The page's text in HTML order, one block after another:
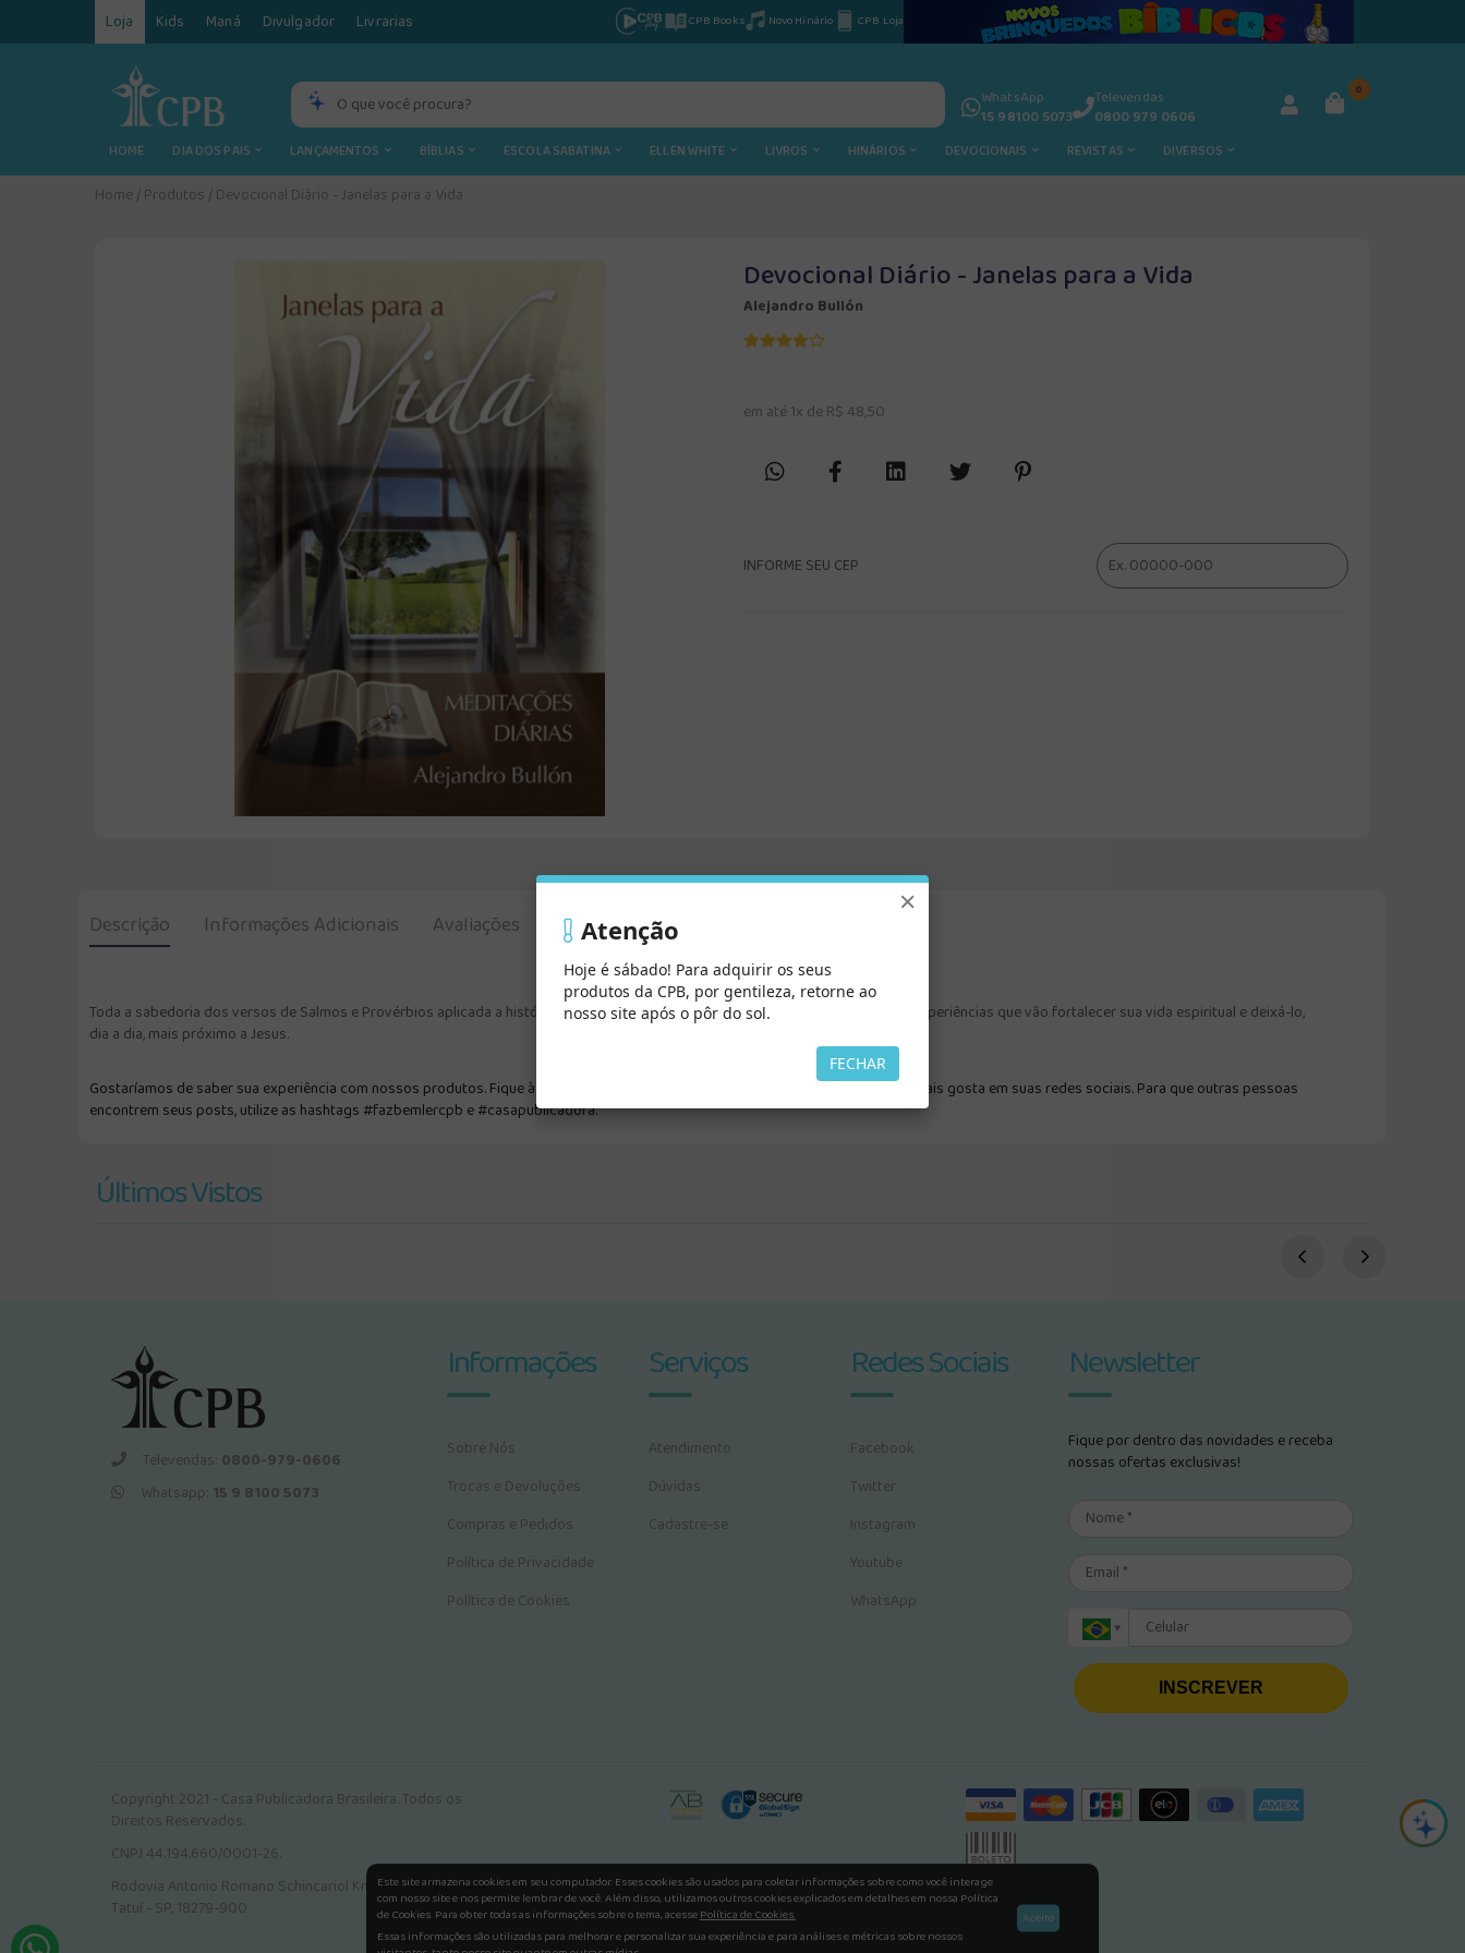
Loja Kids Maná Divulgador Livrarias CPB Books Novo Hinário CPB Loja
WhatsApp
15 98100 5073
Televendas
0800 979 0606
0
HOME DIA DOS PAIS LANÇAMENTOS BÍBLIAS ESCOLA SABATINA ELLEN WHITE LIVROS HINÁRIOS DEVOCIONAIS REVISTAS DIVERSOS
Home /Produtos /Devocional Diário - Janelas para a Vida
Devocional Diário - Janelas para a Vida
Alejandro Bullón
em até 1x de R$ 48,50
INFORME SEU CEP
Descrição Informações Adicionais Avaliações Vídeo
Toda a sabedoria dos versos de Salmos e Provérbios aplicada a histórias emocionantes contadas pelo Pastor Alejandro Bullón. Experiências que vão fortalecer sua vida espiritual e deixá-lo,
dia a dia, mais próximo a Jesus.
Gostaríamos de saber sua experiência com nossos produtos. Fique à vontade para postar fotos, vídeos e as citações que você mais gosta em suas redes sociais. Para que outras pessoas
encontrem seus posts, utilize as hashtags #fazbemlercpb e #casapublicadora.
Últimos Vistos
Televendas: 0800-979-0606
Whatsapp: 15 9 8100 5073
Informações
Sobre Nós
Trocas e Devoluções
Compras e Pedidos
Política de Privacidade
Política de Cookies
Serviços
Atendimento
Dúvidas
Cadastre-se
Redes Sociais
Facebook
Twitter
Instagram
Youtube
WhatsApp
Newsletter
Fique por dentro das novidades e receba
nossas ofertas exclusivas!
INSCREVER
Copyright 2021 - Casa Publicadora Brasileira. Todos os
Direitos Reservados.
CNPJ 44.194.660/0001-26.
Rodovia Antonio Romano Schincariol Km 106, Jardim Tokio.
Tatuí - SP, 18279-900
Este site armazena cookies em seu computador. Esses cookies são usados para coletar informações sobre como você interage
com nosso site e nos permite lembrar de você. Além disso, utilizamos outros cookies explicados em detalhes em nossa Política
de Cookies. Para obter todas as informações sobre o tema, acessePolítica de Cookies.
Essas informações são utilizadas para melhorar e personalizar sua experiência e para análises e métricas sobre nossos
Aceito
×
Atenção
Hoje é sábado! Para adquirir os seus
produtos da CPB, por gentileza, retorne ao
nosso site após o pôr do sol.
FECHAR